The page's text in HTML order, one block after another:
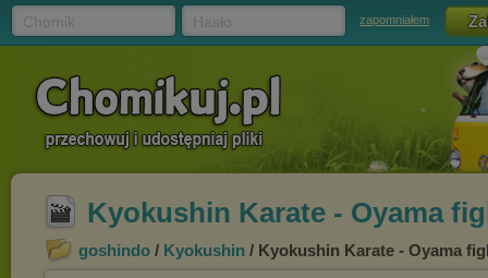
zapomniałem
Kyokushin Karate - Oyama
goshindo / Kyokushin / Kyokushin Karate - Oyama